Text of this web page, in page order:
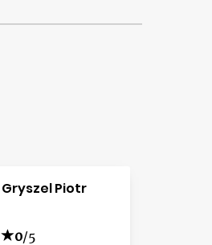
Gryszel Piotr
0/5